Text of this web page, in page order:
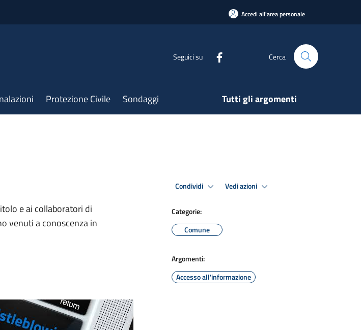
Accedi all'area personale
Seguici su Cerca
Protezione Civile Sondaggi Tutti gli argomenti
e ai collaboratori di
venuti a conoscenza in
Condividi Vedi azioni
Categorie:
Comune
Argomenti:
Accesso all'informazione